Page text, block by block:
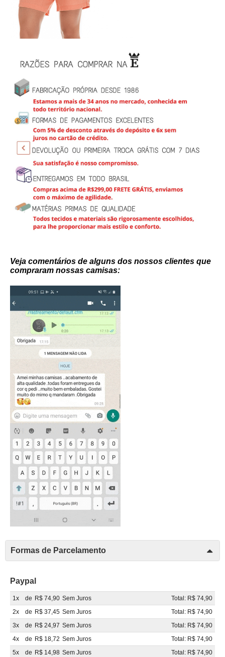
Veja comentários de alguns dos nossos clientes que
compraram nossas camisas:
Formas de Parcelamento
Paypal
1x de R$ 74,90 Sem Juros
Total: R$ 74,90
2x
de R$ 37,45 Sem Juros
Total: R$ 74,90
3x
de R$ 24,97 Sem Juros
Total: R$ 74,90
4x
de R$ 18,72 Sem Juros
Total: R$ 74,90
5x
de R$ 14,98 Sem Juros
Total: R$ 74,90